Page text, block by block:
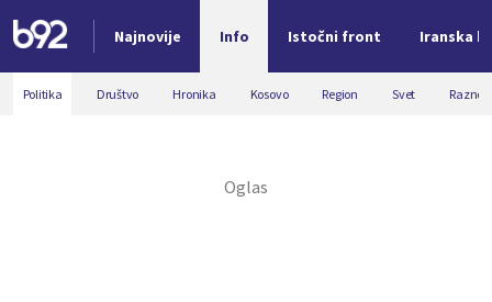
Najnovije Info Istočni front Iranska
Nova vest
Politika Društvo Hronika Kosovo Region Svet Razno